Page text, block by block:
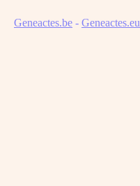
Geneactes.be - Geneactes.eu